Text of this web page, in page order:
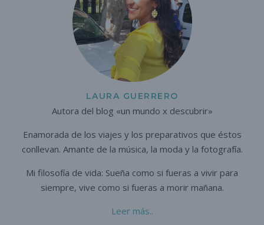
LAURA GUERRERO
Autora del blog «un mundo x descubrir»
Enamorada de los viajes y los preparativos que éstos
conllevan. Amante de la música, la moda y la fotografía.
Mi filosofía de vida: Sueña como si fueras a vivir para
siempre, vive como si fueras a morir mañana.
Leer más..